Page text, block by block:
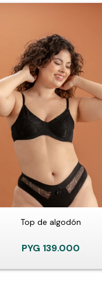
Top de algodón
PYG 139.000